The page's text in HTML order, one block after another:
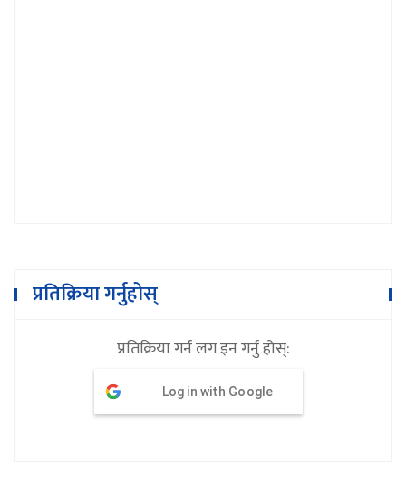
प्रतिक्रिया गर्नुहोस्
प्रतिक्रिया गर्न लग इन गर्नु होस्:
Log in with Google